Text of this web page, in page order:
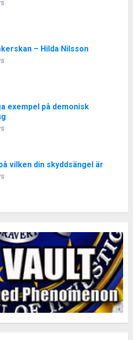
– Hilda Nilsson
exempel på demonisk
vilken din skyddsängel är